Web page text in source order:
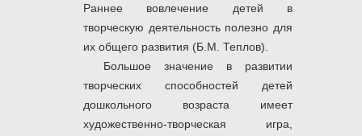
Раннее вовлечение детей в
творческую деятельность полезно для
их общего развития (Б.М. Теплов).
Большое значение в развитии
творческих способностей детей
дошкольного возраста имеет
художественно-творческая игра,